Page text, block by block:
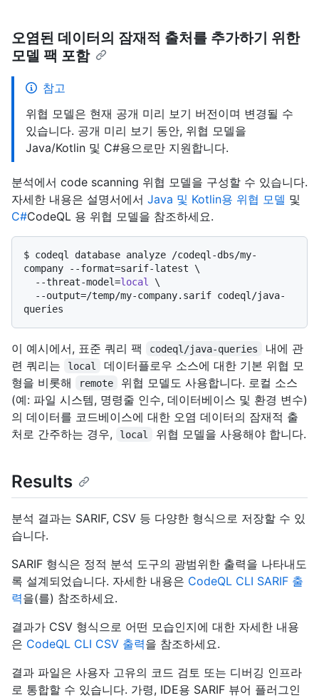
오염된 데이터의 잠재적 출처를 추가하기 위한
모델 팩 포함
참고
위협 모델은 현재 공개 미리 보기 버전이며 변경될 수
있습니다. 공개 미리 보기 동안, 위협 모델을
Java/Kotlin 및 C#용으로만 지원합니다.
분석에서 code scanning 위협 모델을 구성할 수 있습니다.
자세한 내용은 설명서에서 Java 및 Kotlin용 위협 모델 및
C#CodeQL 용 위협 모델을 참조하세요.
$ codeql database analyze /codeql-dbs/my-
company --format=sarif-latest \
  --threat-model=
local
\
queries
이 예시에서, 표준 쿼리 팩 codeql/java-queries
내에 관
련 쿼리는
local
데이터플로우 소스에 대한 기본 위협 모
형을 비롯해
remote
위협 모델도 사용합니다. 로컬 소스
(예: 파일 시스템, 명령줄 인수, 데이터베이스 및 환경 변수)
의 데이터를 코드베이스에 대한 오염 데이터의 잠재적 출
처로 간주하는 경우,
local 위협 모델을 사용해야 합니다.
Results
분석 결과는 SARIF, CSV 등 다양한 형식으로 저장할 수 있
습니다.
SARIF 형식은 정적 분석 도구의 광범위한 출력을 나타내도
록 설계되었습니다. 자세한 내용은 CodeQL CLI SARIF 출
력을(를) 참조하세요.
결과가 CSV 형식으로 어떤 모습인지에 대한 자세한 내용
은 CodeQL CLI CSV 출력을 참조하세요.
결과 파일은 사용자 고유의 코드 검토 또는 디버깅 인프라
로 통합할 수 있습니다. 가령, IDE용 SARIF 뷰어 플러그인